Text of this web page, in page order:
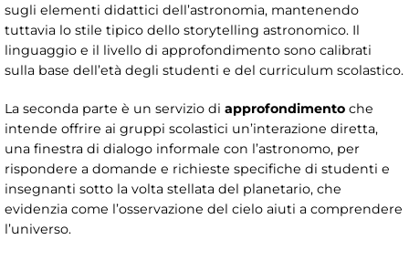
sugli elementi didattici dell’astronomia, mantenendo
tuttavia lo stile tipico dello storytelling astronomico. Il
linguaggio e il livello di approfondimento sono calibrati
sulla base dell’età degli studenti e del curriculum scolastico.
La seconda parte è un servizio di approfondimento che
intende offrire ai gruppi scolastici un’interazione diretta,
una finestra di dialogo informale con l’astronomo, per
rispondere a domande e richieste specifiche di studenti e
insegnanti sotto la volta stellata del planetario, che
evidenzia come l’osservazione del cielo aiuti a comprendere
l’universo.